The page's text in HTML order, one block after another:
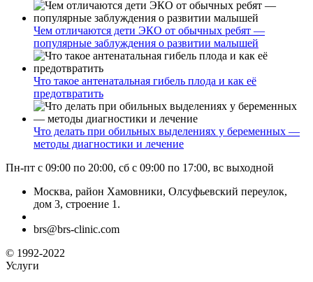
Чем отличаются дети ЭКО от обычных ребят —
популярные заблуждения о развитии малышей
Что такое антенатальная гибель плода и как её
предотвратить
Что делать при обильных выделениях у беременных —
методы диагностики и лечение
Пн-пт с 09:00 по 20:00, сб с 09:00 по 17:00, вс выходной
Москва, район Хамовники, Олсуфьевский переулок,
дом 3, строение 1.
brs@brs-clinic.com
© 1992-2022
Услуги